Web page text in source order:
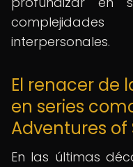
interpersonales.
El renacer de
en series
Adventures of
En las últimas